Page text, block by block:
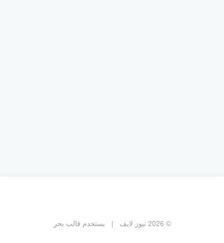
© 2026 نيوز لايف يستخدم قالب بحر